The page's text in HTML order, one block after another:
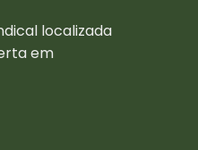
localizada
em